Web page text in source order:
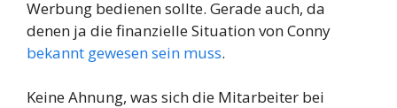
Werbung bedienen sollte. Gerade auch, da
denen ja die finanzielle Situation von Conny
bekannt gewesen sein muss.
Keine Ahnung, was sich die Mitarbeiter bei